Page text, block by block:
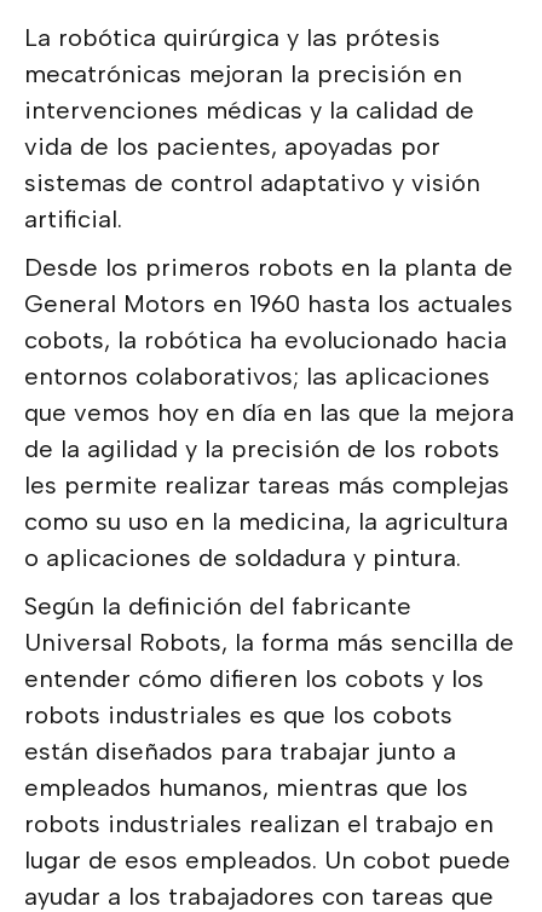
La robótica quirúrgica y las prótesis
mecatrónicas mejoran la precisión en
intervenciones médicas y la calidad de
vida de los pacientes, apoyadas por
sistemas de control adaptativo y visión
artificial.
Desde los primeros robots en la planta de
General Motors en 1960 hasta los actuales
cobots, la robótica ha evolucionado hacia
entornos colaborativos; las aplicaciones
que vemos hoy en día en las que la mejora
de la agilidad y la precisión de los robots
les permite realizar tareas más complejas
como su uso en la medicina, la agricultura
o aplicaciones de soldadura y pintura.
Según la definición del fabricante
Universal Robots, la forma más sencilla de
entender cómo difieren los cobots y los
robots industriales es que los cobots
están diseñados para trabajar junto a
empleados humanos, mientras que los
robots industriales realizan el trabajo en
lugar de esos empleados. Un cobot puede
ayudar a los trabajadores con tareas que